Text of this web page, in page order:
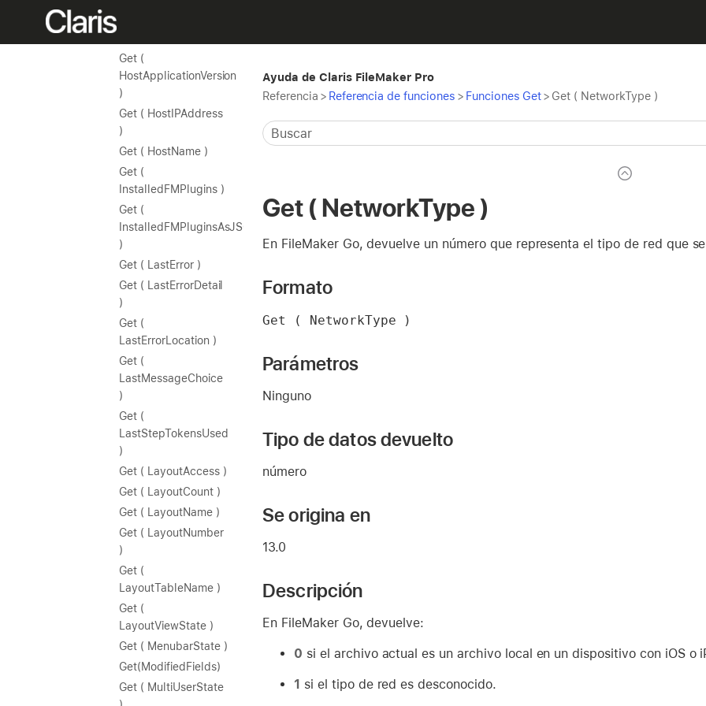
Get (
HostApplicationVersion
)
Get ( HostIPAddress
)
Get ( HostName )
Get (
InstalledFMPlugins )
Get (
InstalledFMPluginsAsJSON
)
Get ( LastError )
Get ( LastErrorDetail
)
Get (
LastErrorLocation )
Get (
LastMessageChoice
)
Get (
LastStepTokensUsed
)
Get ( LayoutAccess )
Get ( LayoutCount )
Get ( LayoutName )
Get ( LayoutNumber
)
Get (
LayoutTableName )
Get (
LayoutViewState )
Get ( MenubarState )
Get(ModifiedFields)
Get ( MultiUserState
Ayuda de Claris FileMaker Pro
Referencia > Referencia de funciones > Funciones Get> Get ( NetworkType )
Get ( NetworkType )
En FileMaker Go, devuelve un número que representa el tipo de red que
Formato
Get ( NetworkType )
Parámetros
Ninguno
Tipo de datos devuelto
número
Se origina en
13.0
Descripción
En FileMaker Go, devuelve:
0 si el archivo actual es un archivo local en un dispositivo con iOS o
1 si el tipo de red es desconocido.